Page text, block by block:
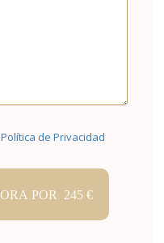
Política de Privacidad
COMPRAR AHORA POR 245 €